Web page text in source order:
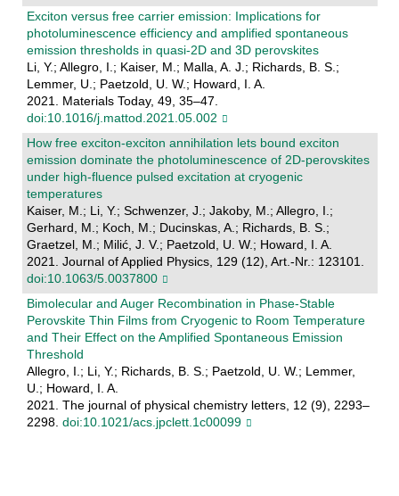
Exciton versus free carrier emission: Implications for
photoluminescence efficiency and amplified spontaneous
emission thresholds in quasi-2D and 3D perovskites
Li, Y.; Allegro, I.; Kaiser, M.; Malla, A. J.; Richards, B. S.;
Lemmer, U.; Paetzold, U. W.; Howard, I. A.
2021. Materials Today, 49, 35–47.
doi:10.1016/j.mattod.2021.05.002
How free exciton-exciton annihilation lets bound exciton
emission dominate the photoluminescence of 2D-perovskites
under high-fluence pulsed excitation at cryogenic
temperatures
Kaiser, M.; Li, Y.; Schwenzer, J.; Jakoby, M.; Allegro, I.;
Gerhard, M.; Koch, M.; Ducinskas, A.; Richards, B. S.;
Graetzel, M.; Milić, J. V.; Paetzold, U. W.; Howard, I. A.
2021. Journal of Applied Physics, 129 (12), Art.-Nr.: 123101.
doi:10.1063/5.0037800
Bimolecular and Auger Recombination in Phase-Stable
Perovskite Thin Films from Cryogenic to Room Temperature
and Their Effect on the Amplified Spontaneous Emission
Threshold
Allegro, I.; Li, Y.; Richards, B. S.; Paetzold, U. W.; Lemmer,
U.; Howard, I. A.
2021. The journal of physical chemistry letters, 12 (9), 2293–
2298. doi:10.1021/acs.jpclett.1c00099